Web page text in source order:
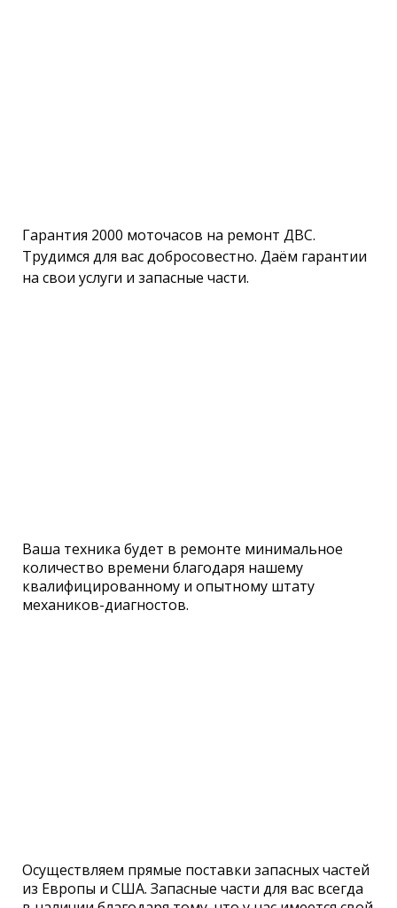
Гарантия 2000 моточасов на ремонт ДВС.
Трудимся для вас добросовестно. Даём гарантии
на свои услуги и запасные части.
Ваша техника будет в ремонте минимальное
количество времени благодаря нашему
квалифицированному и опытному штату
механиков-диагностов.
Осуществляем прямые поставки запасных частей
из Европы и США. Запасные части для вас всегда